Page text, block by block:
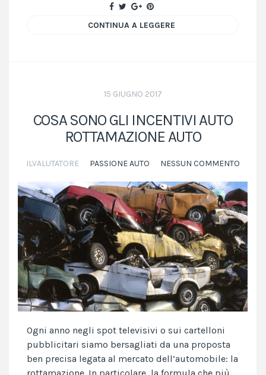
CONTINUA A LEGGERE
15 GIUGNO 2017
COSA SONO GLI INCENTIVI AUTO
ROTTAMAZIONE AUTO
ILVALUTATORE PASSIONE AUTO NESSUN COMMENTO
Ogni anno negli spot televisivi o sui cartelloni
pubblicitari siamo bersagliati da una proposta
ben precisa legata al mercato dell’automobile: la
rottamazione. In particolare, la formula che più